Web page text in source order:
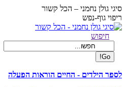
Skip
to
content
סיגי גולן נחמני – הכל קשור
ריפוי גוף-נפש
Facebook
opens
new
window
Search:
חיפוש
לספר הילדים - החיים הוראות הפעלה